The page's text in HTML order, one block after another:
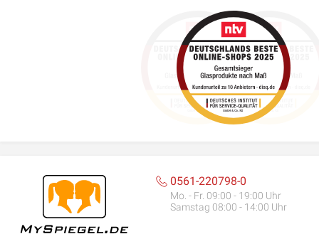
0561-220798-0
Mo. - Fr. 09:00 - 19:00 Uhr
Samstag 08:00 - 14:00 Uhr